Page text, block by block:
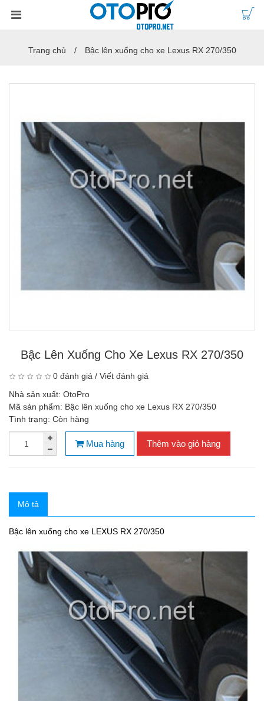
Trang chủ Bậc lên xuống cho xe Lexus RX 270/350
Bậc Lên Xuống Cho Xe Lexus RX 270/350
0 đánh giá / Viết đánh giá
Nhà sản xuất: OtoPro
Mã sản phẩm: Bậc lên xuống cho xe Lexus RX 270/350
Tình trạng: Còn hàng
Mua hàng Thêm vào giỏ hàng
Mô tả
Bậc lên xuống cho xe LEXUS RX 270/350